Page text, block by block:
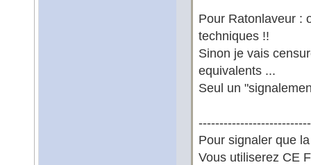
Pour Ratonlaveur :
techniques !!
Sinon je vais
equivalents ...
Seul un
Pour signaler que
Vous utiliserez CE